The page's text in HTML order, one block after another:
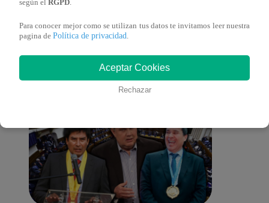
También te puede
interesar
según el RGPD
Para conocer mejor como se utilizan tus datos te invitamos leer nuestra
pagina de Política de privacidad
Aceptar Cookies
Rechazar